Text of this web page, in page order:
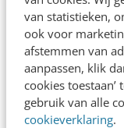
van statistieken,
ook voor
afstemmen van
aanpassen, klik
cookies
gebruik van alle
cookieverklaring.
Meer weten